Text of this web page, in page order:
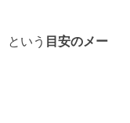
という 目安のメー